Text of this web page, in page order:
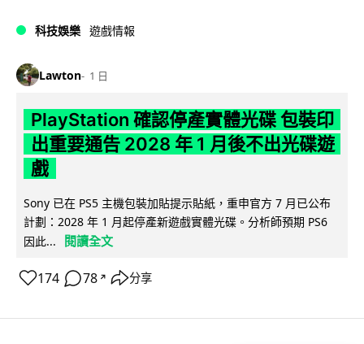
科技娛樂 遊戲情報
Lawton 1 日
PlayStation 確認停產實體光碟 包裝印
出重要通告 2028 年 1 月後不出光碟遊
戲
Sony 已在 PS5 主機包裝加貼提示貼紙，重申官方 7 月已公布
計劃：2028 年 1 月起停產新遊戲實體光碟。分析師預期 PS6
因此...
閱讀全文
174 78 ↗ 分享